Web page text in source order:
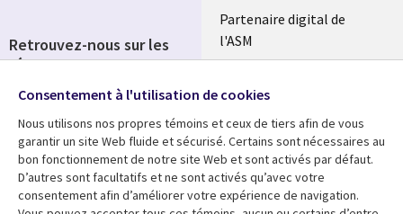
Partenaire digital de
l'ASM
Fusions
Ressources
Articles
Support
Accessibilité
Retrouvez-nous sur les
réseaux
Social
Media
FRANCE
Consentement à l'utilisation de cookies
Nous utilisons nos propres témoins et ceux de tiers afin de vous
garantir un site Web fluide et sécurisé. Certains sont nécessaires au
bon fonctionnement de notre site Web et sont activés par défaut.
D’autres sont facultatifs et ne sont activés qu’avec votre
consentement afin d’améliorer votre expérience de navigation.